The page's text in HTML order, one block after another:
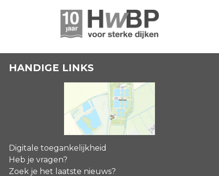
HANDIGE LINKS
Digitale toegankelijkheid
Heb je vragen?
Zoek je het laatste nieuws?